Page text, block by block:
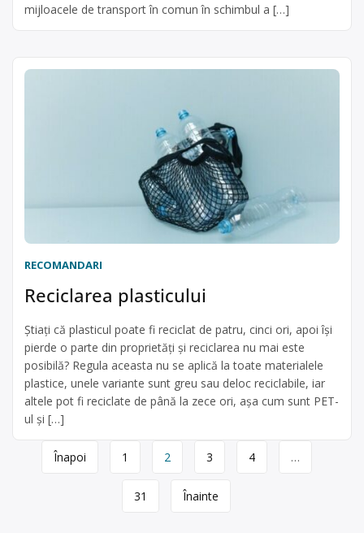
mijloacele de transport în comun în schimbul a […]
RECOMANDARI
Reciclarea plasticului
Știați că plasticul poate fi reciclat de patru, cinci ori, apoi își
pierde o parte din proprietăți și reciclarea nu mai este
posibilă? Regula aceasta nu se aplică la toate materialele
plastice, unele variante sunt greu sau deloc reciclabile, iar
altele pot fi reciclate de până la zece ori, așa cum sunt PET-
ul și […]
Page
Înapoi 1 2 3 4 …
31 Înainte